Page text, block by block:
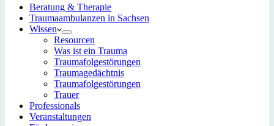
Beratung & Therapie
Traumaambulanzen in Sachsen
Wissen
Resourcen
Was ist ein Trauma
Traumafolgestörungen
Traumagedächtnis
Traumafolgestörungen
Trauer
Professionals
Veranstaltungen